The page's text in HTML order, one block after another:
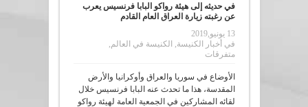
في حديثه إلى هيئة رواكو البابا فرنسيس يعرب
عن رغبته زيارة العراق العام القادم
13 يونيو,2019
في أخبار الكنيسة الكنيسة في العالم
متفرقات
الأوضاع في سوريا والعراق وأوكرانيا والأرض
المقدسة، هذا ما تحدث عنه البابا فرنسيس خلال
لقائه المشاركين في الجمعية العامة لهيئة رواكو